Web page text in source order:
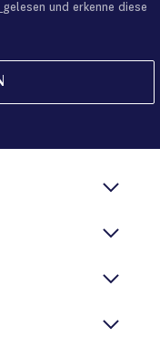
gelesen und erkenne diese